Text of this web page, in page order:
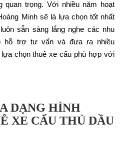
trọng. Với nhiều năm hoạt
Minh sẽ là lựa chọn tốt nhất
sẵn sàng lắng nghe các nhu
hỗ trợ tư vấn và đưa ra nhiều
chọn thuê xe cẩu phù hợp với
DẠNG HÌNH
XE CẨU THỦ DẦU